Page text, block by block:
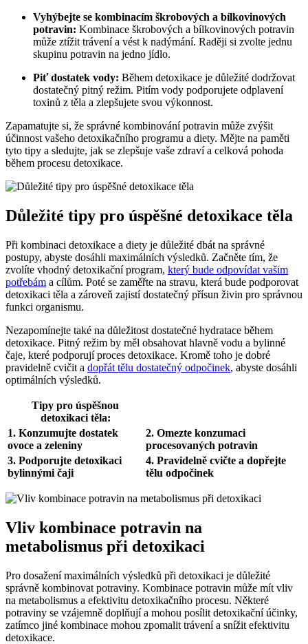
Vyhýbejte se kombinacím škrobových a bílkovinových
potravin: Kombinace škrobových a bílkovinových potravin
může ztížit trávení a vést k nadýmání. Raději si zvolte jednu
skupinu potravin na jedno jídlo.
Piť dostatek vody: Během detoxikace je důležité dodržovat
dostatečný pitný režim. Pitím vody podporujete odplavení
toxinů z těla a zlepšujete svou výkonnost.
Zapamatujte si, že správné kombinování potravin může zvýšit
účinnost vašeho detoxikačního programu a diety. Mějte na paměti
tyto tipy a sledujte, jak se zlepšuje vaše zdraví a celková pohoda
během procesu detoxikace.
Důležité tipy pro úspěšné detoxikace těla
Při kombinaci detoxikace a diety je důležité dbát na správné
postupy, abyste dosáhli maximálních výsledků. Začněte tím, že
zvolíte vhodný detoxikační program, který bude odpovídat vašim
potřebám a cílům. Poté se zaměřte na stravu, která bude podporovat
detoxikaci těla a zároveň zajistí dostatečný přísun živin pro správnou
funkci organismu.
Nezapomínejte také na důležitost dostatečné hydratace během
detoxikace. Pitný režim by měl obsahovat hlavně vodu a bylinné
čaje, které podporují proces detoxikace. Kromě toho je dobré
pravidelně cvičit a dopřát tělu dostatečný odpočinek, abyste dosáhli
optimálních výsledků.
Tipy pro úspěšnou
detoxikaci těla:
1. Konzumujte dostatek
ovoce a zeleniny
2. Omezte konzumaci
procesovaných potravin
3. Podporujte detoxikaci
bylinnými čaji
4. Pravidelně cvičte a dopřejte
tělu odpočinek
Vliv kombinace potravin na
metabolismus při detoxikaci
Pro dosažení maximálních výsledků při detoxikaci je důležité
správně kombinovat potraviny. Kombinace potravin může mít vliv
na metabolismus a efektivitu detoxikačního procesu. Některé
potraviny se vzájemně doplňují a mohou posílit detoxikační účinky,
zatímco jiné kombinace mohou zpomalit trávení a snížit efektivitu
detoxikace.